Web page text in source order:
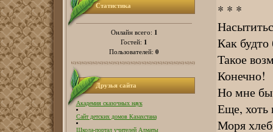
Статистика
Онлайн всего: 1
Гостей: 1
Пользователей: 0
Друзья сайта
Академия сказочных наук
Сайт детских домов Казахстана
Школа-портал учителей Алматы
* * *
Как
Такое
Конечно!
Но мне бы
Еще, хоть
Моря